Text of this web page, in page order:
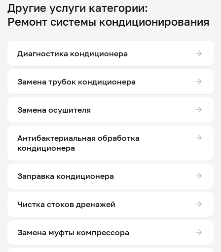
Другие услуги категории:
Ремонт системы кондиционирования
Диагностика кондиционера
Замена трубок кондиционера
Замена осушителя
Антибактериальная обработка
кондиционера
Заправка кондиционера
Чистка стоков дренажей
Замена муфты компрессора